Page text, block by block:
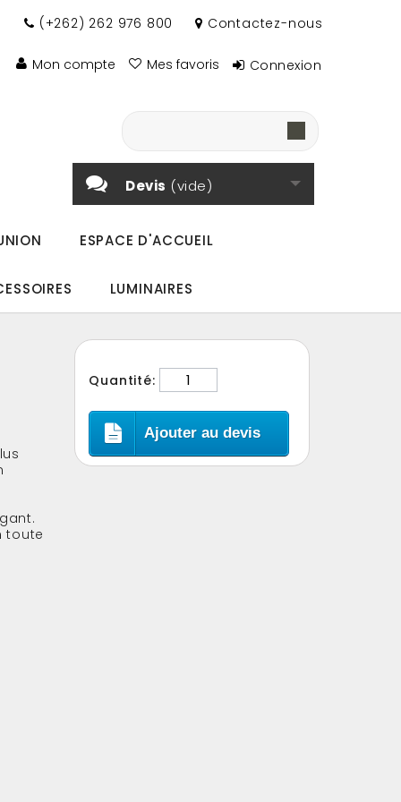
(+262) 262 976 800 Contactez-nous
Connexion
Mon compte Mes favoris
Devis (vide)
ESPACE D'ACCUEIL
LUMINAIRES
toute
Quantité:
Ajouter au devis